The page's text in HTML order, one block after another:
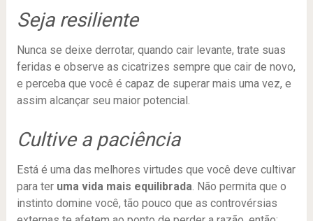
Seja resiliente
Nunca se deixe derrotar, quando cair levante, trate suas
feridas e observe as cicatrizes sempre que cair de novo,
e perceba que você é capaz de superar mais uma vez, e
assim alcançar seu maior potencial.
Cultive a paciência
Está é uma das melhores virtudes que você deve cultivar
para ter uma vida mais equilibrada . Não permita que o
instinto domine você, tão pouco que as controvérsias